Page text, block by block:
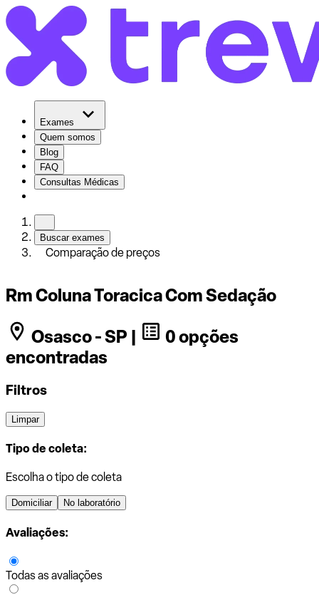
Exames
Quem somos
Blog
FAQ
Consultas Médicas
Buscar exames
Comparação de preços
Rm Coluna Toracica Com Sedação
Osasco - SP |
0 opções
encontradas
Filtros
Limpar
Tipo de coleta:
Escolha o tipo de coleta
Domiciliar No laboratório
Avaliações:
Todas as avaliações